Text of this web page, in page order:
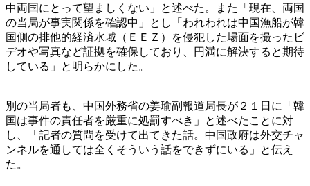
中両国にとって望ましくない」と述べた。また「現在、両国
の当局が事実関係を確認中」とし「われわれは中国漁船が韓
国側の排他的経済水域（ＥＥＺ）を侵犯した場面を撮ったビ
デオや写真など証拠を確保しており、円満に解決すると期待
している」と明らかにした。
別の当局者も、中国外務省の姜瑜副報道局長が２１日に「韓
国は事件の責任者を厳重に処罰すべき」と述べたことに対
し、「記者の質問を受けて出てきた話。中国政府は外交チャ
ンネルを通しては全くそういう話をできずにいる」と伝え
た。